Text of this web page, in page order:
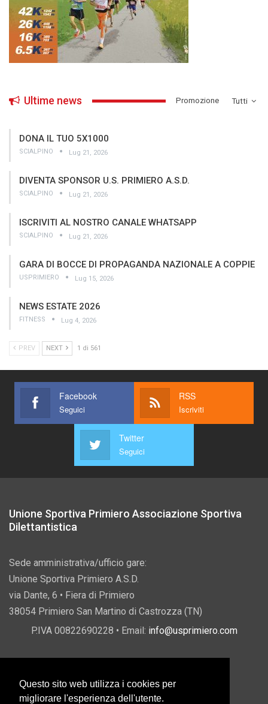
Tutti
Ultime news ­Promozione
DONA IL TUO 5X1000
SCIALPINO Lug 21, 2026
DIVENTA SPONSOR U.S. PRIMIERO A.S.D.
SCIALPINO Lug 21, 2026
ISCRIVITI AL NOSTRO CANALE WHATSAPP
SCIALPINO Lug 21, 2026
GARA DI BOCCE DI PROPAGANDA NAZIONALE A COPPIE
USPRIMIERO Lug 15, 2026
NEWS ESTATE 2026
FITNESS Lug 4, 2026
PREV NEXT 1 di 561
Facebook
Seguici
RSS
Iscriviti
Twitter
Seguici
Unione Sportiva Primiero Associazione Sportiva
Dilettantistica
Sede amministrativa/ufficio gare:
Unione Sportiva Primiero A.S.D.
via Dante, 6 • Fiera di Primiero
38054 Primiero San Martino di Castrozza (TN)
P.IVA 00822690228 • Email: info@usprimiero.com
Vantaggi da Pubblica Amministrazione
Questo sito web utilizza i cookies per
migliorare l'esperienza dell'utente.